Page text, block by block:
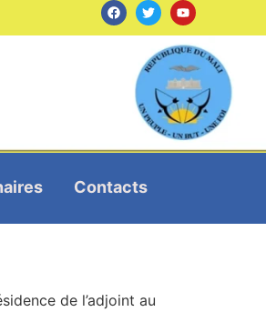
Contacts
de l’adjoint au